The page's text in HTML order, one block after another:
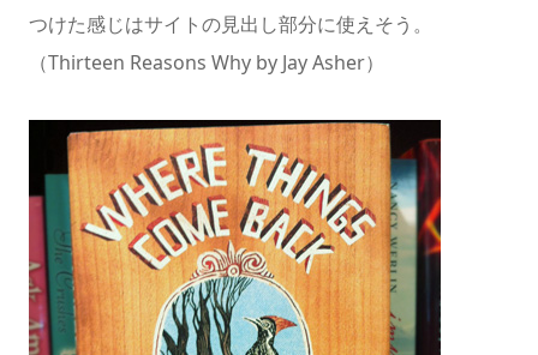
つけた感じはサイトの見出し部分に使えそう。
（Thirteen Reasons Why by Jay Asher）